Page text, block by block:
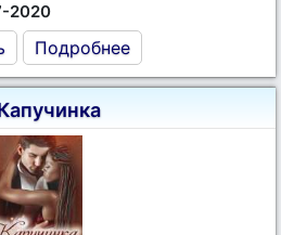
2020
Подробнее